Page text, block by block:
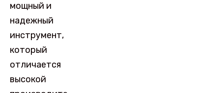
мощный и
надежный
инструмент,
который
отличается
высокой